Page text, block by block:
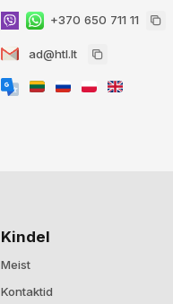
+370 650 711 11
ad@htl.lt
Kindel
Meist
Kontaktid